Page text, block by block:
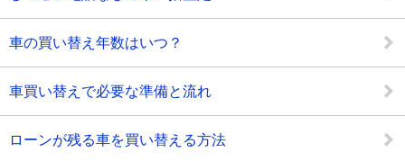
車の買い替え年数はいつ？
車買い替えで必要な準備と流れ
ローンが残る車を買い替える方法